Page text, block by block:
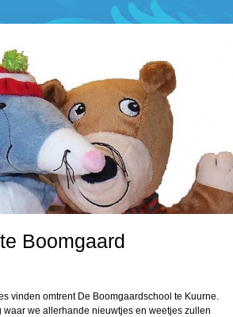
Boomgaard
vinden omtrent De Boomgaardschool te Kuurne.
we allerhande nieuwtjes en weetjes zullen